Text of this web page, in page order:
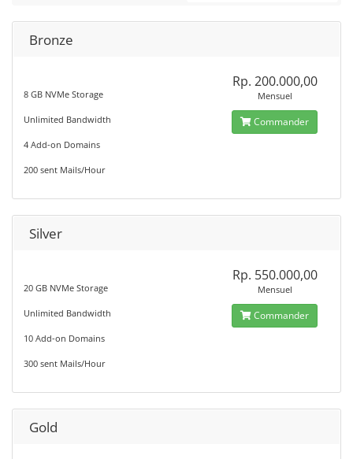
Bronze
8 GB NVMe Storage
Unlimited Bandwidth
4 Add-on Domains
200 sent Mails/Hour
Rp. 200.000,00
Mensuel
Commander
Silver
20 GB NVMe Storage
Unlimited Bandwidth
10 Add-on Domains
300 sent Mails/Hour
Rp. 550.000,00
Mensuel
Commander
Gold